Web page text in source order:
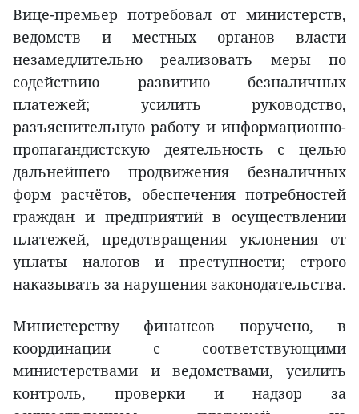
Вице-премьер потребовал от министерств,
ведомств и местных органов власти
незамедлительно реализовать меры по
содействию развитию безналичных
платежей; усилить руководство,
разъяснительную работу и информационно-
пропагандистскую деятельность с целью
дальнейшего продвижения безналичных
форм расчётов, обеспечения потребностей
граждан и предприятий в осуществлении
платежей, предотвращения уклонения от
уплаты налогов и преступности; строго
наказывать за нарушения законодательства.
Министерству финансов поручено, в
координации с соответствующими
министерствами и ведомствами, усилить
контроль, проверки и надзор за